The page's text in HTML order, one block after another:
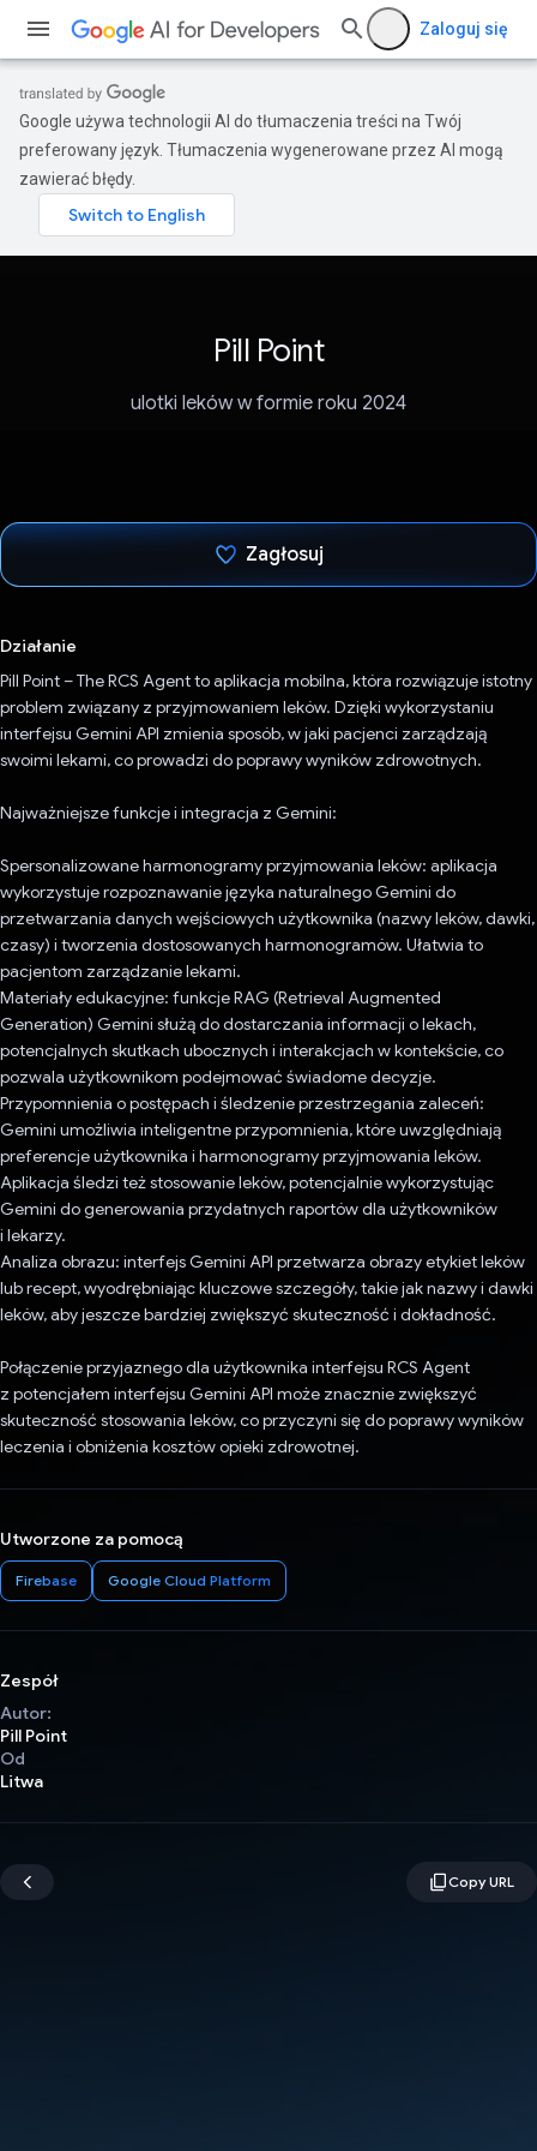
Zaloguj się
Google używa technologii AI do tłumaczenia treści na Twój
preferowany język. Tłumaczenia wygenerowane przez AI mogą
zawierać błędy.
Pill Point
ulotki leków w formie roku 2024
Zagłosuj
Działanie
Pill Point – The RCS Agent to aplikacja mobilna, która rozwiązuje istotny
problem związany z przyjmowaniem leków. Dzięki wykorzystaniu
interfejsu Gemini API zmienia sposób, w jaki pacjenci zarządzają
swoimi lekami, co prowadzi do poprawy wyników zdrowotnych.
Najważniejsze funkcje i integracja z Gemini:
Spersonalizowane harmonogramy przyjmowania leków: aplikacja
wykorzystuje rozpoznawanie języka naturalnego Gemini do
przetwarzania danych wejściowych użytkownika (nazwy leków, dawki,
czasy) i tworzenia dostosowanych harmonogramów. Ułatwia to
pacjentom zarządzanie lekami.
Materiały edukacyjne: funkcje RAG (Retrieval Augmented
Generation) Gemini służą do dostarczania informacji o lekach,
potencjalnych skutkach ubocznych i interakcjach w kontekście, co
pozwala użytkownikom podejmować świadome decyzje.
Przypomnienia o postępach i śledzenie przestrzegania zaleceń:
Gemini umożliwia inteligentne przypomnienia, które uwzględniają
preferencje użytkownika i harmonogramy przyjmowania leków.
Aplikacja śledzi też stosowanie leków, potencjalnie wykorzystując
Gemini do generowania przydatnych raportów dla użytkowników
i lekarzy.
Analiza obrazu: interfejs Gemini API przetwarza obrazy etykiet leków
lub recept, wyodrębniając kluczowe szczegóły, takie jak nazwy i dawki
leków, aby jeszcze bardziej zwiększyć skuteczność i dokładność.
Połączenie przyjaznego dla użytkownika interfejsu RCS Agent
z potencjałem interfejsu Gemini API może znacznie zwiększyć
skuteczność stosowania leków, co przyczyni się do poprawy wyników
leczenia i obniżenia kosztów opieki zdrowotnej.
Utworzone za pomocą
Firebase Google Cloud Platform
Zespół
Autor:
Pill Point
Od
Litwa